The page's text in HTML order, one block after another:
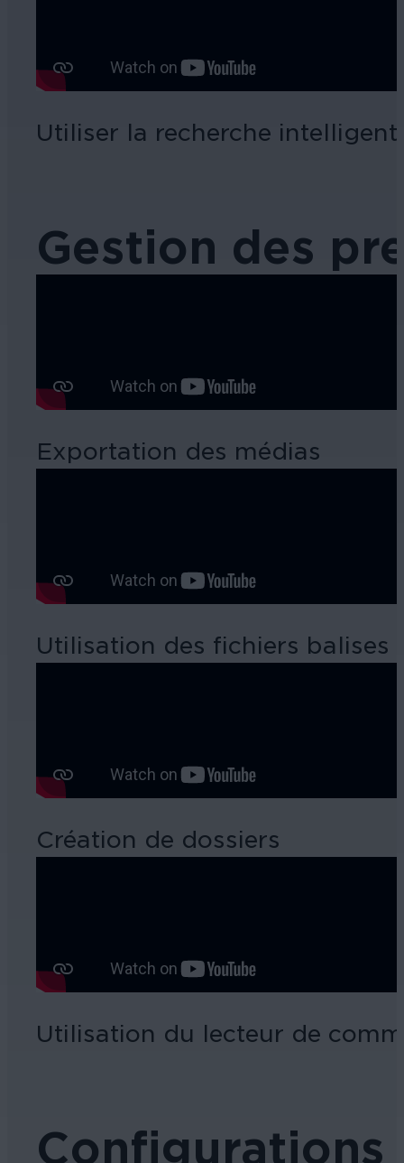
Utiliser la recherche
Gestion des
Exportation des médias
Utilisation des fichiers balises
Création de dossiers
Utilisation du lecteur de
Configurations